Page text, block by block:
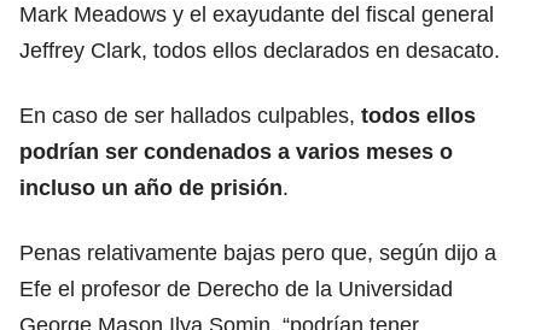
Mark Meadows y el exayudante del fiscal general
Jeffrey Clark, todos ellos declarados en desacato.
En caso de ser hallados culpables, todos ellos
podrían ser condenados a varios meses o
incluso un año de prisión.
Penas relativamente bajas pero que, según dijo a
Efe el profesor de Derecho de la Universidad
George Mason Ilya Somin, “podrían tener